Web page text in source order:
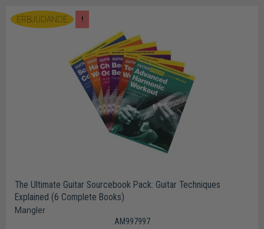
ERBJUDANDE !
The Ultimate Guitar Sourcebook Pack: Guitar Techniques
Explained (6 Complete Books)
Mangler
AM997997